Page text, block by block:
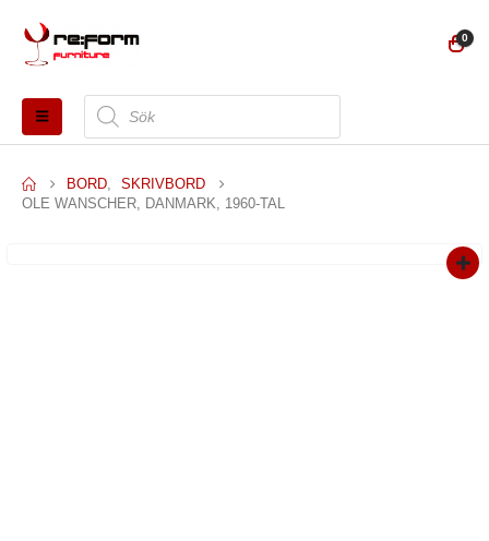
0
Produktsökning
BORD
SKRIVBORD
OLE WANSCHER, DANMARK, 1960-TAL